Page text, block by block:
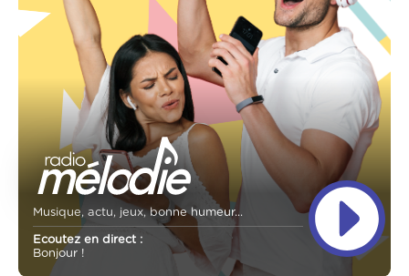
Musique, actu, jeux, bonne humeur...
Ecoutez en direct :
Bonjour !